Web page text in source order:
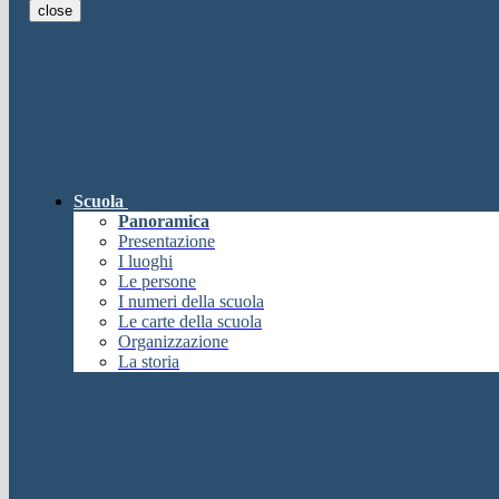
Chiudi
Informazione
Attendere...
Attendere il completamento dell'operazione...
close
Scuola
Panoramica
Presentazione
I luoghi
Le persone
I numeri della scuola
Le carte della scuola
Organizzazione
La storia